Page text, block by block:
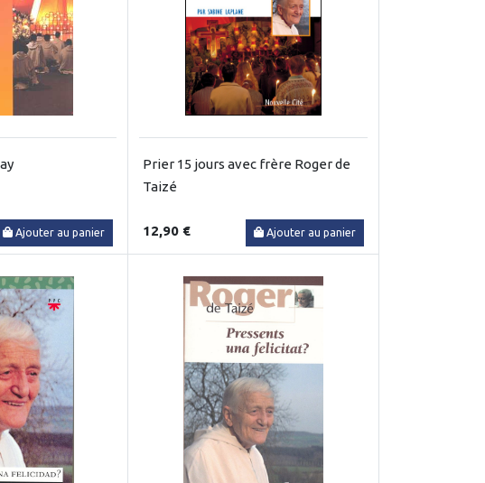
Ajouter au panier
Prier 15 jours avec frère Roger de
Taizé
12,90 € Ajouter au panier